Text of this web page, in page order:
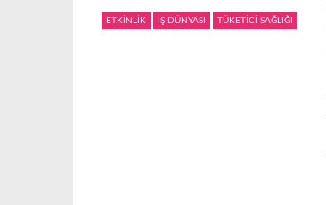
ETKİNLİK İŞ DÜNYASI TÜKETİCİ SAĞLIĞI